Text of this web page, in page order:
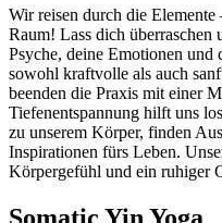
Wir reisen durch die Elemente
Raum! Lass dich überraschen
Psyche, deine Emotionen und
sowohl kraftvolle als auch
beenden die Praxis mit einer
Tiefenentspannung hilft uns
zu unserem Körper, finden
Inspirationen fürs Leben.
Körpergefühl und ein ruhiger